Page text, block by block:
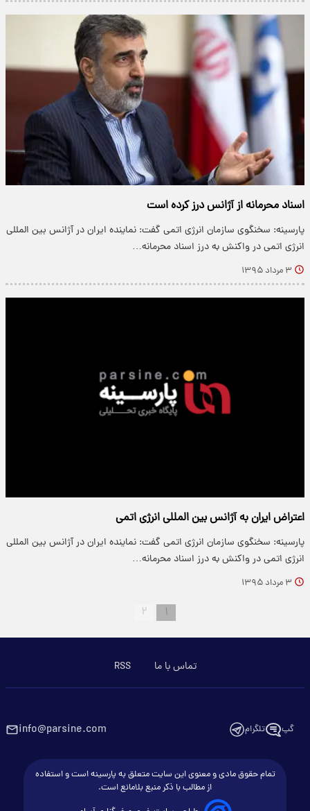
اسناد محرمانه از آژانس درز کرده است
پارسینه: سخنگوی سازمان انرژی اتمی گفت: نماینده ایران در آژانس بین المللی
انرژی اتمی در واکنش به درز اسناد محرمانه…
۳ مرداد ۱۳۹۵
اعتراض ایران به آژانس بین المللی انرژی اتمی
پارسینه: سخنگوی سازمان انرژی اتمی گفت: نماینده ایران در آژانس بین المللی
انرژی اتمی در واکنش به درز اسناد محرمانه…
۳ مرداد ۱۳۹۵
۱ ۲
تماس با ما RSS
گپ تلگرام info@parsine.com
تمام حقوق مادی و معنوی این سایت متعلق به پارسینه است و استفاده
از مطالب با ذکر منبع بلامانع است.